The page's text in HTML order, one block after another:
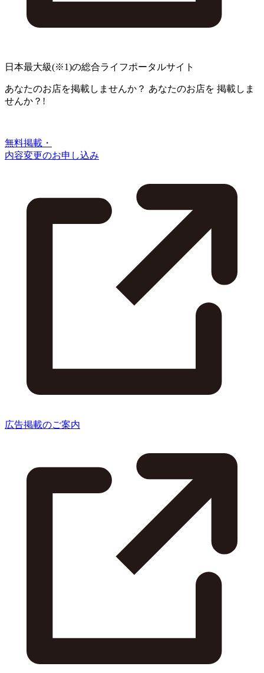
日本最大級(※1)の総合ライフポータルサイト
あなたのお店を掲載しませんか？ あなたのお店を 掲載しま
せんか？!
無料掲載・
内容変更のお申し込み
広告掲載のご案内